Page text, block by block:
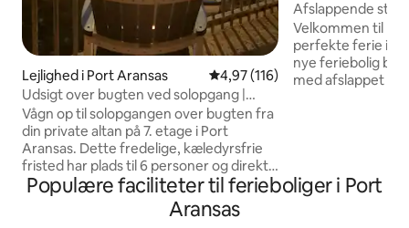
Lejlighed i Port Aransas 4,97 ud af 5 i gennemsnitlig
4,97 (116)
Udsigt over bugten ved solopgang |
Altan ved stranden + strandpromenade
Vågn op til solopgangen over bugten fra
din private altan på 7. etage i Port
Aransas. Dette fredelige, kæledyrsfrie
fristed har plads til 6 personer og direkte
adgang til stranden via en privat
strandpromenade. Oplevelsen: Slap af:
Opvarmet pool, spabad og havbrise.
Afslappende
pool • Moderne
Velkommen til
perfekte ferie i
nye feriebolig
med afslappet
perfekte til at
... Indbyggede
Populære faciliteter til ferieboliger i Port
Aransas